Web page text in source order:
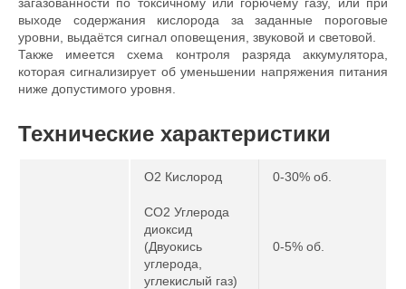
выходе содержания кислорода за заданные пороговые
уровни, выдаётся сигнал оповещения, звуковой и световой.
Также имеется схема контроля разряда аккумулятора,
которая сигнализирует об уменьшении напряжения питания
ниже допустимого уровня.
Технические характеристики
O2 Кислород 0-30% об.
CO2 Углерода
диоксид
(Двуокись
углерода,
углекислый газ)
0-5% об.